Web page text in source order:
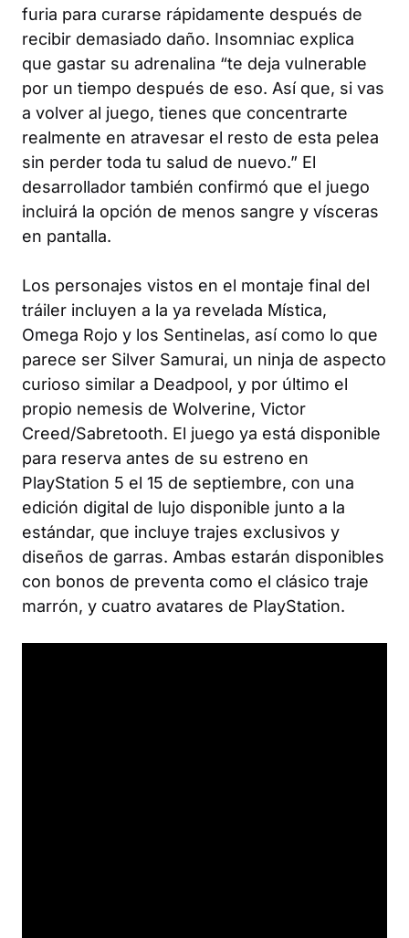
furia para curarse rápidamente después de
recibir demasiado daño. Insomniac explica
que gastar su adrenalina “te deja vulnerable
por un tiempo después de eso. Así que, si vas
a volver al juego, tienes que concentrarte
realmente en atravesar el resto de esta pelea
sin perder toda tu salud de nuevo.” El
desarrollador también confirmó que el juego
incluirá la opción de menos sangre y vísceras
en pantalla.
Los personajes vistos en el montaje final del
tráiler incluyen a la ya revelada Mística,
Omega Rojo y los Sentinelas, así como lo que
parece ser Silver Samurai, un ninja de aspecto
curioso similar a Deadpool, y por último el
propio nemesis de Wolverine, Victor
Creed/Sabretooth. El juego ya está disponible
para reserva antes de su estreno en
PlayStation 5 el 15 de septiembre, con una
edición digital de lujo disponible junto a la
estándar, que incluye trajes exclusivos y
diseños de garras. Ambas estarán disponibles
con bonos de preventa como el clásico traje
marrón, y cuatro avatares de PlayStation.